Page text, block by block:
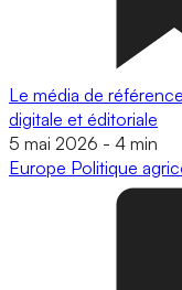
Le média de
digitale et éditoriale
5 mai 2026 - 4 min
Europe Politique